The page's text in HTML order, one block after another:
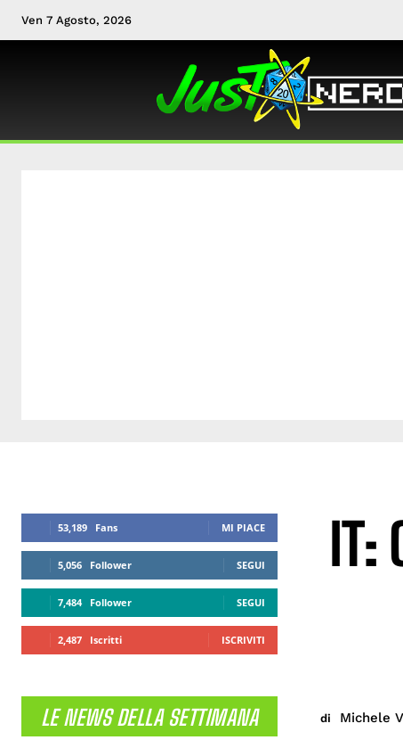
Ven 7 Agosto, 2026
53,189 Fans MI PIACE
5,056 Follower SEGUI
7,484 Follower SEGUI
2,487 Iscritti ISCRIVITI
LE NEWS DELLA SETTIMANA
IT:
di Michele